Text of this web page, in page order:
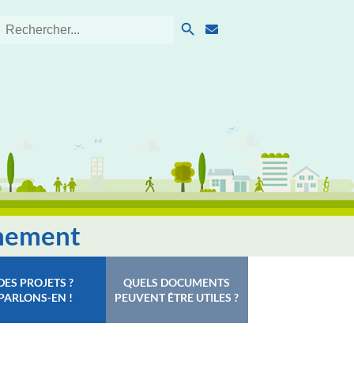
PROJETS ?
EN !
QUELS DOCUMENTS
PEUVENT ÊTRE UTILES ?